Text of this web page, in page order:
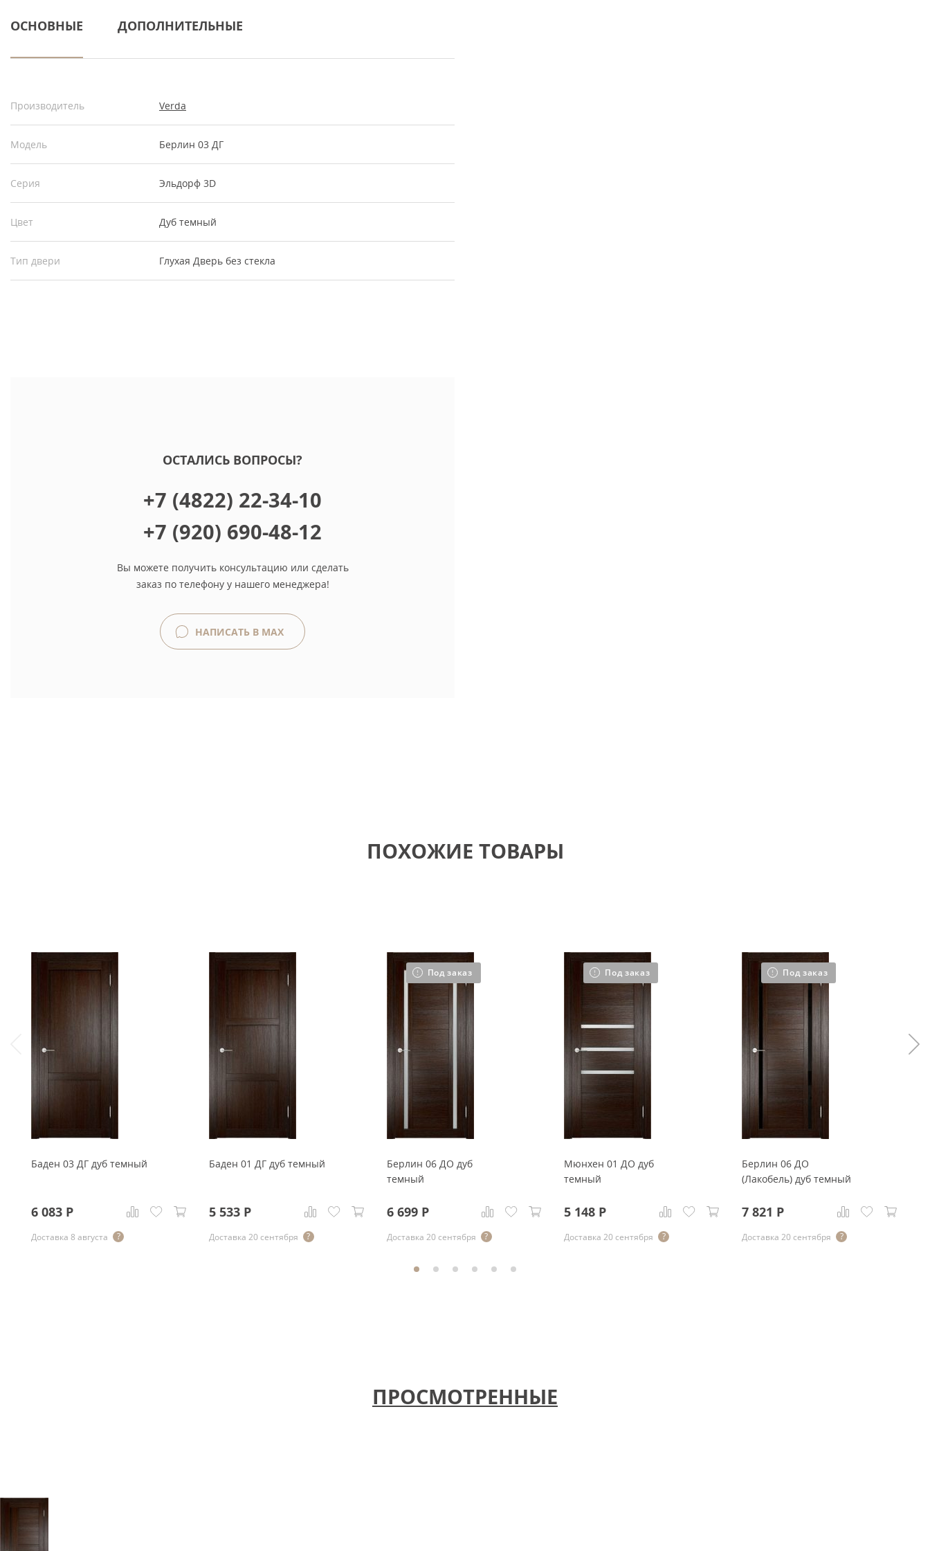
ОСНОВНЫЕ ДОПОЛНИТЕЛЬНЫЕ
Производитель Verda
Модель Берлин 03 ДГ
Серия Эльдорф 3D
Цвет Дуб темный
Тип двери Глухая Дверь без стекла
ОСТАЛИСЬ ВОПРОСЫ?
+7 (4822) 22-34-10
+7 (920) 690-48-12
Вы можете получить консультацию или сделать
заказ по телефону у нашего менеджера!
НАПИСАТЬ В MAX
ПОХОЖИЕ ТОВАРЫ
Баден 03 ДГ дуб темный
6 083 Р
Доставка 8 августа
Баден 01 ДГ дуб темный
5 533Р
Доставка 20 сентября
Под заказ
Берлин 06 ДО дуб
темный
6 699Р
Доставка 20 сентября
Под заказ
Мюнхен 01 ДО дуб
темный
5 148 Р
Доставка 20 сентября
Под заказ
Берлин 06 ДО
(Лакобель) дуб темный
7 821 Р
Доставка 20 сентября
ПРОСМОТРЕННЫЕ